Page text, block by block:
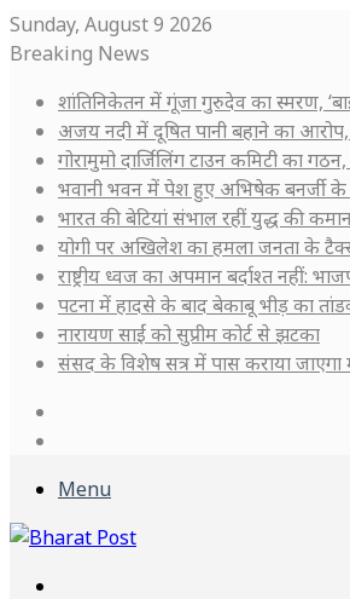
Sunday, August 9 2026
Breaking News
शांतिनिकेतन में गूंजा गुरुदेव का स्मरण,
अजय नदी में दूषित पानी बहाने का
गोरामुमो दार्जिलिंग टाउन कमिटी का
भवानी भवन में पेश हुए अभिषेक बनर्जी के
भारत की बेटियां संभाल रहीं युद्ध की
योगी पर अखिलेश का हमला जनता के
राष्ट्रीय ध्वज का अपमान बर्दाश्त नहीं:
पटना में हादसे के बाद बेकाबू भीड़ का
नारायण साईं को सुप्रीम कोर्ट से झटका
संसद के विशेष सत्र में पास कराया
Menu